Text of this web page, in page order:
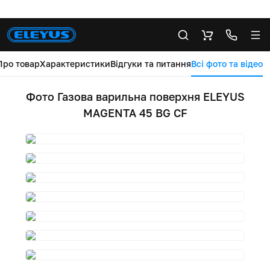
товарХарактеристикиВідгуки та питанняВсі фото та відео
Фото Газова варильна поверхня ELEYUS
MAGENTA 45 BG CF